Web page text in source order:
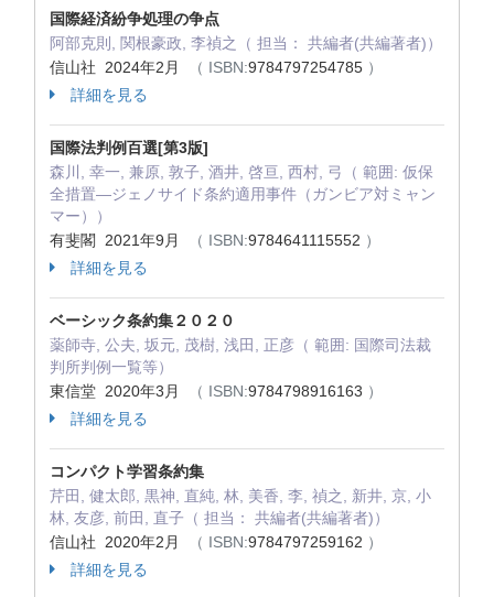
国際経済紛争処理の争点
阿部克則, 関根豪政, 李禎之（ 担当： 共編者(共編著者)）
信山社 2024年2月
（ ISBN:9784797254785 ）
詳細を見る
国際法判例百選[第3版]
森川, 幸一, 兼原, 敦子, 酒井, 啓亘, 西村, 弓（ 範囲: 仮保
全措置―ジェノサイド条約適用事件（ガンビア対ミャン
マー））
有斐閣 2021年9月
（ ISBN:9784641115552 ）
詳細を見る
ベーシック条約集２０２０
薬師寺, 公夫, 坂元, 茂樹, 浅田, 正彦（ 範囲: 国際司法裁
判所判例一覧等）
東信堂 2020年3月
（ ISBN:9784798916163 ）
詳細を見る
コンパクト学習条約集
芹田, 健太郎, 黒神, 直純, 林, 美香, 李, 禎之, 新井, 京, 小
林, 友彦, 前田, 直子（ 担当： 共編者(共編著者)）
信山社 2020年2月
（ ISBN:9784797259162 ）
詳細を見る